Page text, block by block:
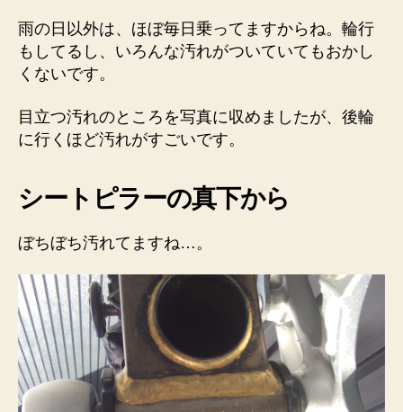
雨の日以外は、ほぼ毎日乗ってますからね。輪行
もしてるし、いろんな汚れがついていてもおかし
くないです。
目立つ汚れのところを写真に収めましたが、後輪
に行くほど汚れがすごいです。
シートピラーの真下から
ぼちぼち汚れてますね…。